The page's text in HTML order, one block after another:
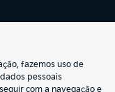
salva vidas.
fazemos uso de
pessoais
com a navegação e